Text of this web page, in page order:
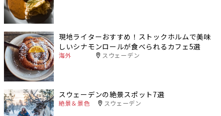
現地ライターおすすめ！ストックホルムで美味
しいシナモンロールが食べられるカフェ5選
海外 スウェーデン
スウェーデンの絶景スポット7選
絶景＆景色 スウェーデン